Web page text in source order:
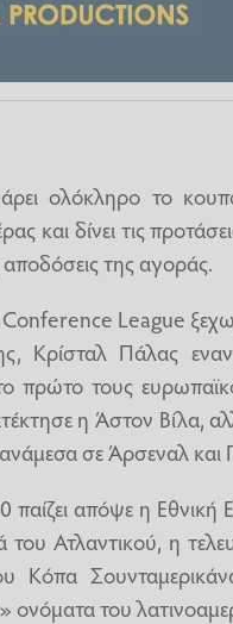
ολόκληρο το
και δίνει τις
της αγοράς.
League
Κρίσταλ Πάλας
πρώτο τους
η Άστον Βίλα,
σε Άρσεναλ και
παίζει απόψε η
Ατλαντικού, η
Κόπα
ονόματα του